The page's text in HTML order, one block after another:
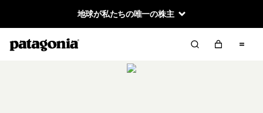
地球が私たちの唯一の株主